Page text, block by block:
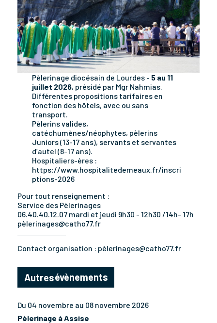
Pèlerinage diocésain de Lourdes - 5 au 11
juillet 2026, présidé par Mgr Nahmias.
Différentes propositions tarifaires en
fonction des hôtels, avec ou sans
transport.
Pèlerins valides,
catéchumènes/néophytes, pèlerins
Juniors (13-17 ans), servants et servantes
d’autel (8-17 ans).
Hospitaliers-ères :
https://www.hospitalitedemeaux.fr/inscri
ptions-2026
Pour tout renseignement :
Service des Pèlerinages
06.40.40.12.07 mardi et jeudi 9h30 - 12h30 /14h- 17h
pèlerinages@catho77.fr
Contact organisation : pèlerinages@catho77.fr
Autresévènements
Du 04 novembre au 08 novembre 2026
Pèlerinage à Assise